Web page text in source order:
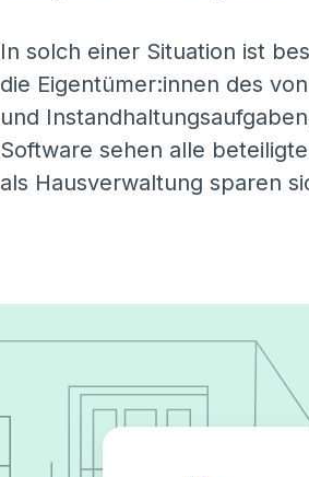
In solch einer Situation ist
die Eigentümer:innen des
und
Software sehen alle
als Hausverwaltung sparen